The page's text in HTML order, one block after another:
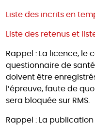
Liste des incrits en
Liste des retenus et
Rappel : La licence, le
questionnaire de
doivent être
l’épreuve, faute de
sera bloquée sur RMS.
Rappel : La